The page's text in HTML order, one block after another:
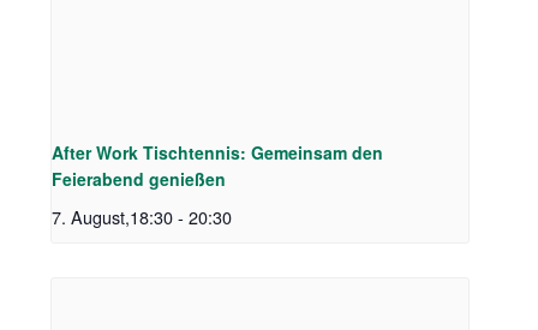
After Work Tischtennis: Gemeinsam den
Feierabend genießen
7. August,18:30 - 20:30